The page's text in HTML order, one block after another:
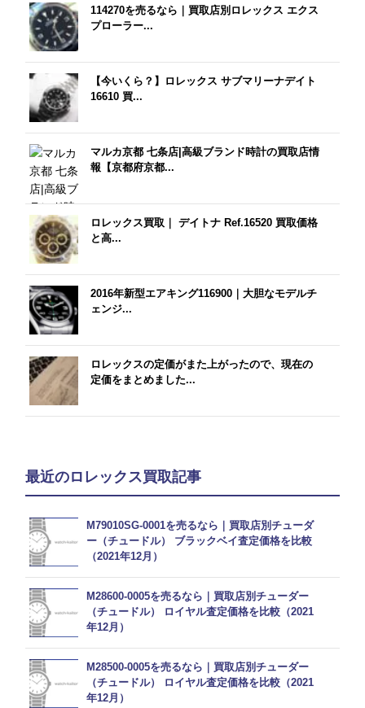
114270を売るなら｜買取店別ロレックス エクス
プローラー...
【今いくら？】ロレックス サブマリーナデイト
16610 買...
マルカ京都 七条店|高級ブランド時計の買取店情
報【京都府京都...
ロレックス買取｜ デイトナ Ref.16520 買取価格
と高...
2016年新型エアキング116900｜大胆なモデルチ
ェンジ...
ロレックスの定価がまた上がったので、現在の
定価をまとめました...
最近のロレックス買取記事
M79010SG-0001を売るなら｜買取店別チューダ
ー（チュードル） ブラックベイ査定価格を比較
（2021年12月）
M28600-0005を売るなら｜買取店別チューダー
（チュードル） ロイヤル査定価格を比較（2021
年12月）
M28500-0005を売るなら｜買取店別チューダー
（チュードル） ロイヤル査定価格を比較（2021
年12月）